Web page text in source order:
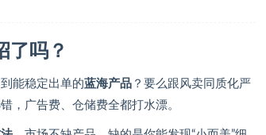
了吗？
能稳定出单的蓝海产品 ？要么跟风卖同质化严
，广告费、仓储费全都打水漂。